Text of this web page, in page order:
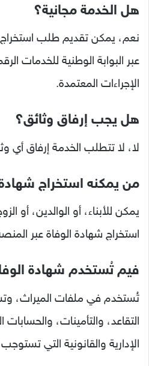
هل الخدمة مجانية؟
نعم، يمكن تقديم طلب استخراج
عبر البوابة الوطنية للخدمات
الإجراءات المعتمدة.
هل يجب إرفاق وثائق؟
لا، لا تتطلب الخدمة إرفاق أي
من يمكنه استخراج
يمكن للأبناء، أو الوالدين، أو
استخراج شهادة الوفاة عبر
فيم تُستخدم شهادة
تُستخدم في ملفات الميراث،
التقاعد، والتأمينات،
الإدارية والقانونية التي